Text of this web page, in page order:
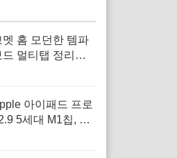
멧 홈 모던한 템파
드 멀티탭 정리함
아이패드 프로
5세대 M1칩, 크